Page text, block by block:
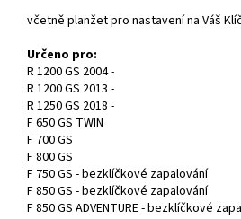
včetně planžet pro nastavení na Váš
Určeno pro:
R 1200 GS 2004 -
R 1200 GS 2013 -
R 1250 GS 2018 -
F 650 GS TWIN
F 700 GS
F 800 GS
F 750 GS - bezklíčkové zapalování
F 850 GS - bezklíčkové zapalování
F 850 GS ADVENTURE - bezklíčkové